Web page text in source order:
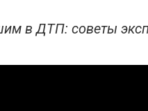
в ДТП: советы